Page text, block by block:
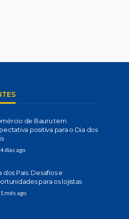
de Bauru tem
positiva para o Dia dos
4 dias ago
dos Pais: Desafios e
para os lojistas
1 mês ago